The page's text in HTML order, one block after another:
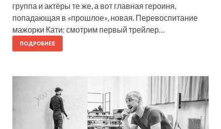
группа и актёры те же, а вот главная героиня,
попадающая в «прошлое», новая. Перевоспитание
мажорки Кати: смотрим первый трейлер…
ПОДРОБНЕЕ